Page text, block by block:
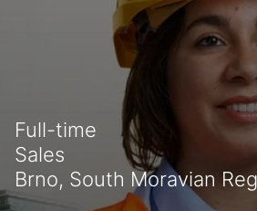
Full-time
Sales
Brno, South Moravian